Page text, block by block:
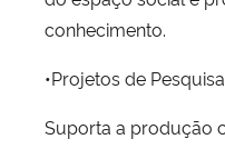
conhecimento.
•Projetos de Pesquisa
Suporta a produção